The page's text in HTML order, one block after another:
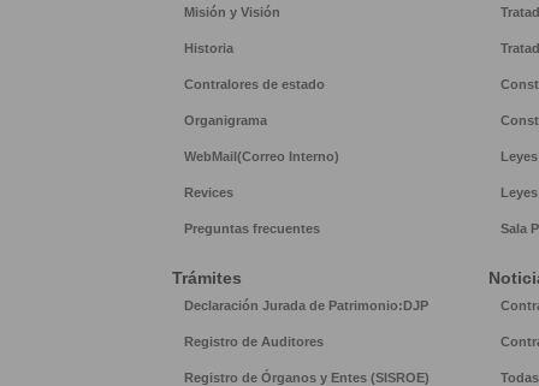
Misión y Visión
Historia
Contralores de estado
Organigrama
WebMail(Correo Interno)
Revices
Preguntas frecuentes Sala
Trámites
Declaración Jurada de Patrimonio:DJP
Registro de Auditores
Registro de Órganos y Entes (SISROE)